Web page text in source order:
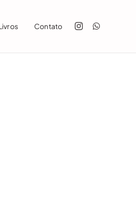
Contato